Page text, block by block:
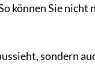
können Sie
sondern